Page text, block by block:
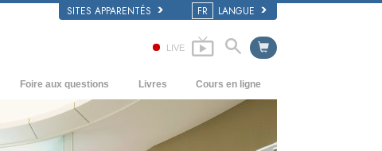
SITES APPARENTÉS FR LANGUE
LIVE
Foire aux questions
Antécédents et principes de base
À l’intérieur d’une église
Livres
Livres pour débutants
Livres audio
Cours en ligne
Comment résoudre les conflits
Les dynamiques de l’existence